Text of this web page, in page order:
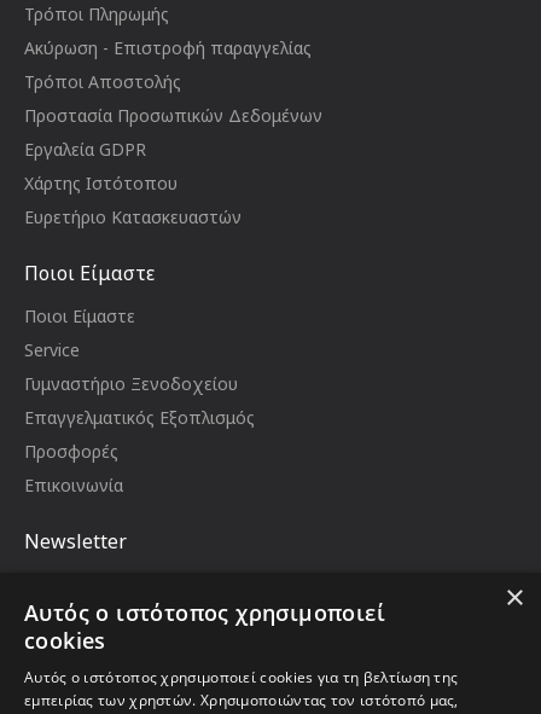
Τρόποι Πληρωμής
Ακύρωση - Επιστροφή παραγγελίας
Τρόποι Αποστολής
Προστασία Προσωπικών Δεδομένων
Εργαλεία GDPR
Χάρτης Ιστότοπου
Ευρετήριο Κατασκευαστών
Ποιοι Είμαστε
Ποιοι Είμαστε
Service
Γυμναστήριο Ξενοδοχείου
Επαγγελματικός Εξοπλισμός
Προσφορές
Επικοινωνία
Newsletter
εγγραφείτε στο newsletter μας
Email
×
Αυτός ο ιστότοπος χρησιμοποιεί
cookies
Αυτός ο ιστότοπος χρησιμοποιεί cookies για τη βελτίωση της
εμπειρίας των χρηστών. Χρησιμοποιώντας τον ιστότοπό μας,